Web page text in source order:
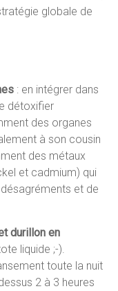
globale de
: en intégrer dans
détoxifier
des organes
à son cousin
des métaux
et cadmium) qui
et de
durillon en
liquide ;-).
toute la nuit
2 à 3 heures